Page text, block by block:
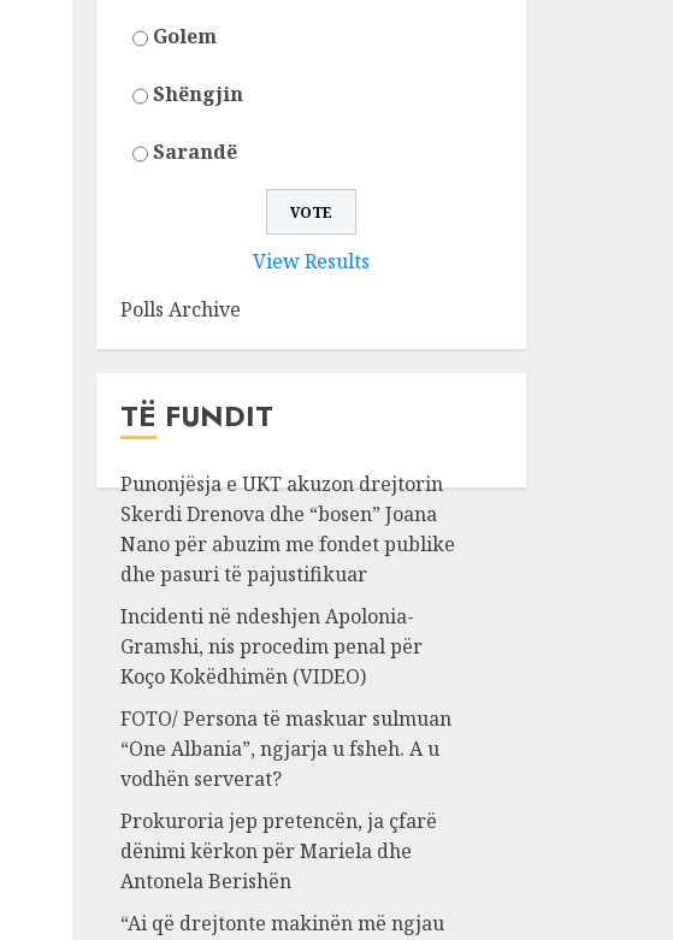
Golem
Shëngjin
Sarandë
View Results
Polls Archive
TË FUNDIT
Punonjësja e UKT akuzon drejtorin
Skerdi Drenova dhe “bosen” Joana
Nano për abuzim me fondet publike
dhe pasuri të pajustifikuar
Incidenti në ndeshjen Apolonia-
Gramshi, nis procedim penal për
Koço Kokëdhimën (VIDEO)
FOTO/ Persona të maskuar sulmuan
“One Albania”, ngjarja u fsheh. A u
vodhën serverat?
Prokuroria jep pretencën, ja çfarë
dënimi kërkon për Mariela dhe
Antonela Berishën
“Ai që drejtonte makinën më ngjau